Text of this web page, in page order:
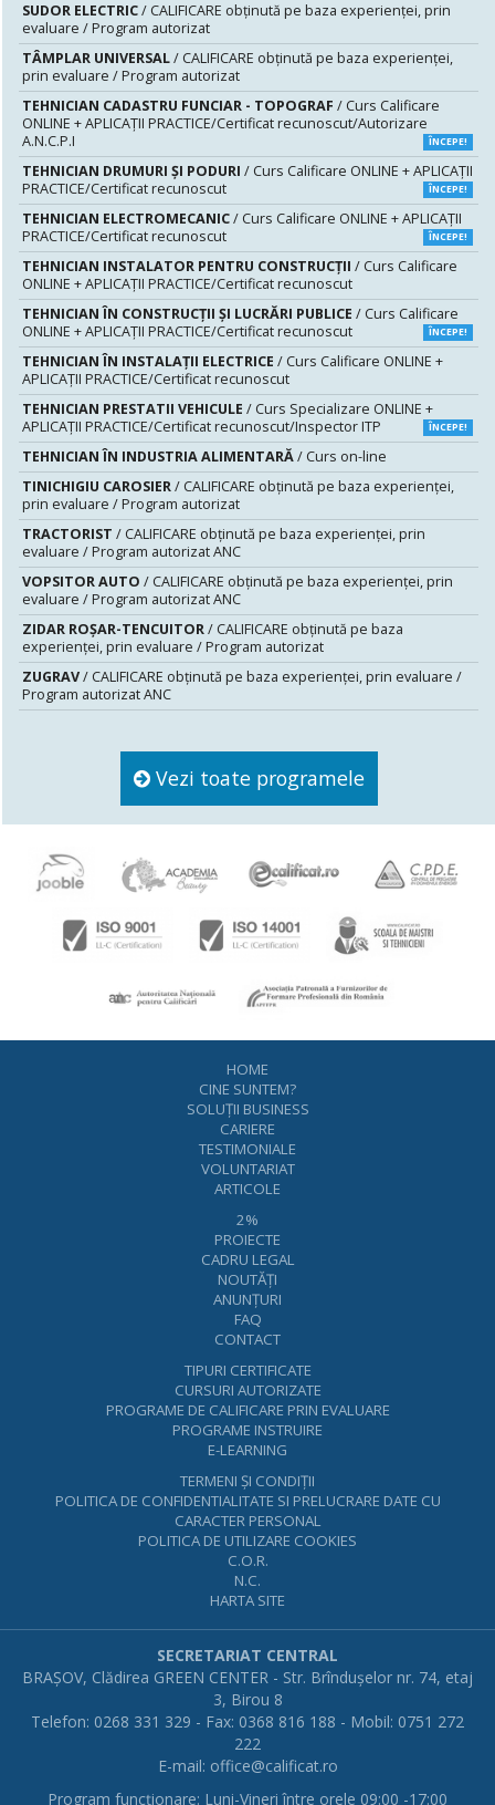
SUDOR ELECTRIC/ CALIFICARE obținută pe baza experienței, prin
evaluare / Program autorizat
TÂMPLAR UNIVERSAL/ CALIFICARE obținută pe baza experienței,
prin evaluare / Program autorizat
TEHNICIAN CADASTRU FUNCIAR - TOPOGRAF / Curs Calificare
ONLINE + APLICAȚII PRACTICE/Certificat recunoscut/Autorizare
A.N.C.P.I
ÎNCEPE!
TEHNICIAN DRUMURI ŞI PODURI / Curs Calificare ONLINE + APLICAȚII
PRACTICE/Certificat recunoscut
ÎNCEPE!
TEHNICIAN ELECTROMECANIC/ Curs Calificare ONLINE + APLICAȚII
PRACTICE/Certificat recunoscut
ÎNCEPE!
TEHNICIAN INSTALATOR PENTRU CONSTRUCŢII / Curs Calificare
ONLINE + APLICAȚII PRACTICE/Certificat recunoscut
TEHNICIAN ÎN CONSTRUCŢII ŞI LUCRĂRI PUBLICE / Curs Calificare
ONLINE + APLICAȚII PRACTICE/Certificat recunoscut
ÎNCEPE!
TEHNICIAN ÎN INSTALAŢII ELECTRICE / Curs Calificare ONLINE +
APLICAȚII PRACTICE/Certificat recunoscut
TEHNICIAN PRESTATII VEHICULE / Curs Specializare ONLINE +
APLICAȚII PRACTICE/Certificat recunoscut/Inspector ITP
ÎNCEPE!
TEHNICIAN ÎN INDUSTRIA ALIMENTARĂ/ Curs on-line
TINICHIGIU CAROSIER/ CALIFICARE obținută pe baza experienței,
prin evaluare / Program autorizat
TRACTORIST / CALIFICARE obținută pe baza experienței, prin
evaluare / Program autorizat ANC
VOPSITOR AUTO / CALIFICARE obținută pe baza experienței, prin
evaluare / Program autorizat ANC
ZIDAR ROȘAR-TENCUITOR/ CALIFICARE obținută pe baza
experienței, prin evaluare / Program autorizat
ZUGRAV/ CALIFICARE obținută pe baza experienței, prin evaluare /
Program autorizat ANC
Vezi toate programele
HOME
CINE SUNTEM?
SOLUŢII BUSINESS
CARIERE
TESTIMONIALE
VOLUNTARIAT
ARTICOLE
2%
PROIECTE
CADRU LEGAL
NOUTĂŢI
ANUNŢURI
FAQ
CONTACT
TIPURI CERTIFICATE
CURSURI AUTORIZATE
PROGRAME DE CALIFICARE PRIN EVALUARE
PROGRAME INSTRUIRE
E-LEARNING
TERMENI ŞI CONDIŢII
POLITICA DE CONFIDENTIALITATE SI PRELUCRARE DATE CU
CARACTER PERSONAL
POLITICA DE UTILIZARE COOKIES
C.O.R.
N.C.
HARTA SITE
SECRETARIAT CENTRAL
BRAŞOV, Clădirea GREEN CENTER - Str. Brînduşelor nr. 74, etaj
3, Birou 8
Telefon: 0268 331 329 - Fax: 0368 816 188 - Mobil: 0751 272
222
E-mail: office@calificat.ro
Program funcţionare: Luni-Vineri între orele 09:00 -17:00